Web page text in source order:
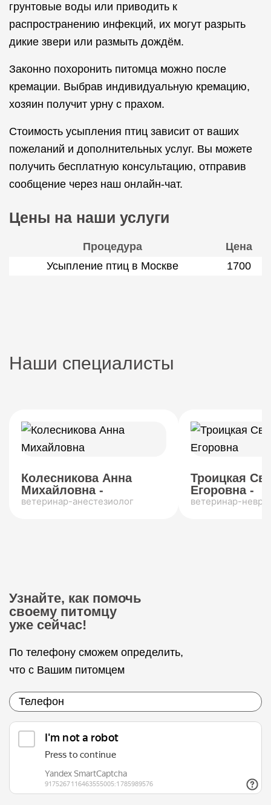
грунтовые воды или приводить к
распространению инфекций, их могут разрыть
дикие звери или размыть дождём.
Законно похоронить питомца можно после
кремации. Выбрав индивидуальную кремацию,
хозяин получит урну с прахом.
Стоимость усыпления птиц зависит от ваших
пожеланий и дополнительных услуг. Вы можете
получить бесплатную консультацию, отправив
сообщение через наш онлайн-чат.
Цены на наши услуги
Процедура
Цена
Усыпление птиц в Москве
1700
Наши специалисты
Колесникова Анна
Михайловна -
ветеринар-анестезиолог
Троицкая
Егоровна -
ветеринар-
Узнайте, как помочь
своему питомцу
уже сейчас!
По телефону сможем определить,
что с Вашим питомцем